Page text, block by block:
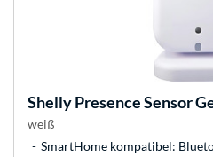
ShellyPresence Sensor
weiß
SmartHome kompatibel: